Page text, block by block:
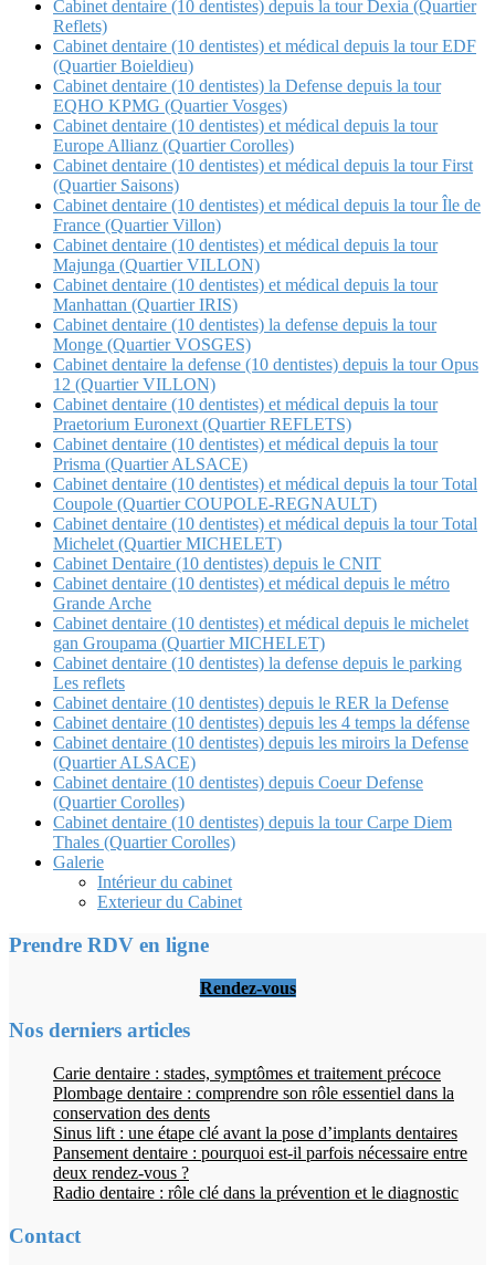
Cabinet dentaire (10 dentistes) depuis la tour Dexia (Quartier
Reflets)
Cabinet dentaire (10 dentistes) et médical depuis la tour EDF
(Quartier Boieldieu)
Cabinet dentaire (10 dentistes) la Defense depuis la tour
EQHO KPMG (Quartier Vosges)
Cabinet dentaire (10 dentistes) et médical depuis la tour
Europe Allianz (Quartier Corolles)
Cabinet dentaire (10 dentistes) et médical depuis la tour First
(Quartier Saisons)
Cabinet dentaire (10 dentistes) et médical depuis la tour Île de
France (Quartier Villon)
Cabinet dentaire (10 dentistes) et médical depuis la tour
Majunga (Quartier VILLON)
Cabinet dentaire (10 dentistes) et médical depuis la tour
Manhattan (Quartier IRIS)
Cabinet dentaire (10 dentistes) la defense depuis la tour
Monge (Quartier VOSGES)
Cabinet dentaire la defense (10 dentistes) depuis la tour Opus
12 (Quartier VILLON)
Cabinet dentaire (10 dentistes) et médical depuis la tour
Praetorium Euronext (Quartier REFLETS)
Cabinet dentaire (10 dentistes) et médical depuis la tour
Prisma (Quartier ALSACE)
Cabinet dentaire (10 dentistes) et médical depuis la tour Total
Coupole (Quartier COUPOLE-REGNAULT)
Cabinet dentaire (10 dentistes) et médical depuis la tour Total
Michelet (Quartier MICHELET)
Cabinet Dentaire (10 dentistes) depuis le CNIT
Cabinet dentaire (10 dentistes) et médical depuis le métro
Grande Arche
Cabinet dentaire (10 dentistes) et médical depuis le michelet
gan Groupama (Quartier MICHELET)
Cabinet dentaire (10 dentistes) la defense depuis le parking
Les reflets
Cabinet dentaire (10 dentistes) depuis le RER la Defense
Cabinet dentaire (10 dentistes) depuis les 4 temps la défense
Cabinet dentaire (10 dentistes) depuis les miroirs la Defense
(Quartier ALSACE)
Cabinet dentaire (10 dentistes) depuis Coeur Defense
(Quartier Corolles)
Cabinet dentaire (10 dentistes) depuis la tour Carpe Diem
Thales (Quartier Corolles)
Galerie
Intérieur du cabinet
Exterieur du Cabinet
Prendre RDV en ligne
Rendez-vous
Nos derniers articles
Carie dentaire : stades, symptômes et traitement précoce
Plombage dentaire : comprendre son rôle essentiel dans la
conservation des dents
Sinus lift : une étape clé avant la pose d’implants dentaires
Pansement dentaire : pourquoi est-il parfois nécessaire entre
deux rendez-vous ?
Radio dentaire : rôle clé dans la prévention et le diagnostic
Contact